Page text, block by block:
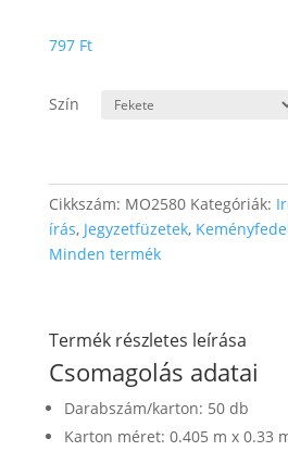
797 Ft
Szín
Cikkszám: MO2580 Kategóriák:
írás, Jegyzetfüzetek,
Minden termék
Termék részletes leírása
Csomagolás adatai
Darabszám/karton: 50 db
Karton méret: 0.405 m x 0.33